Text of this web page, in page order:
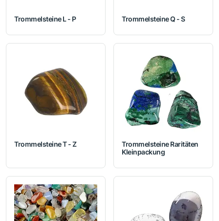
Trommelsteine L - P Trommelsteine Q - S
Trommelsteine T - Z
Trommelsteine Raritäten
Kleinpackung